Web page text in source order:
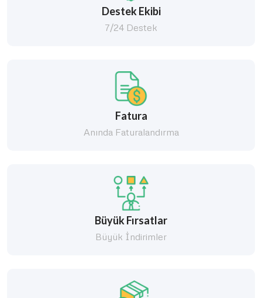
Destek Ekibi
7/24 Destek
Fatura
Anında Faturalandırma
Büyük Fırsatlar
Büyük İndirimler